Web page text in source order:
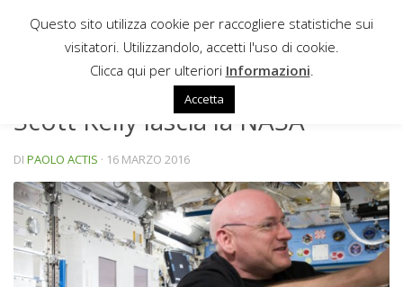
Sotto il contenuto
Scott Kelly lascia la NASA
DI PAOLO ACTIS · 16 MARZO 2016
Questo sito utilizza cookie per raccogliere statistiche sui
visitatori. Utilizzandolo, accetti l'uso di cookie.
Clicca qui per ulteriori Informazioni
Accetta